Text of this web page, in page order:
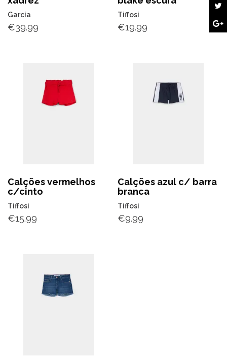
Garcia
€39.99
Tiffosi
€19.99
Calções vermelhos
c/cinto
Tiffosi
€15.99
Calções azul c/ barra
branca
Tiffosi
€9.99